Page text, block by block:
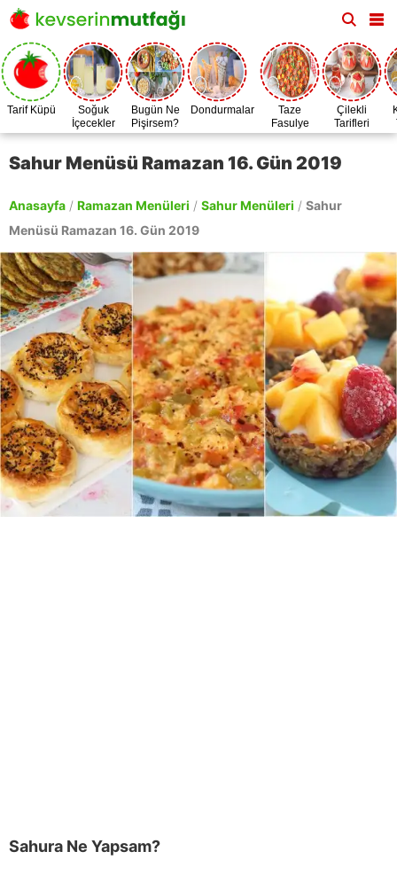
Tarif Küpü
Soğuk
İçecekler
Bugün Ne
Pişirsem?
Dondurmalar
Taze
Fasulye
Zamanı
Çilekli
Tarifleri
Sahur Menüsü Ramazan 16. Gün 2019
Anasayfa / Ramazan Menüleri / Sahur Menüleri / Sahur
Menüsü Ramazan 16. Gün 2019
Sahura Ne Yapsam?